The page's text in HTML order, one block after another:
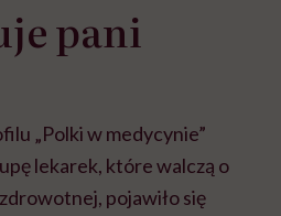
pani
„Polki w medycynie”
lekarek, które walczą o
pojawiło się